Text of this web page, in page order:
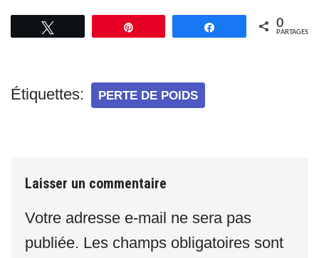
Partagez 0
PARTAGES
Étiquettes: PERTE DE POIDS
Laisser un commentaire
Votre adresse e-mail ne sera pas
publiée. Les champs obligatoires sont